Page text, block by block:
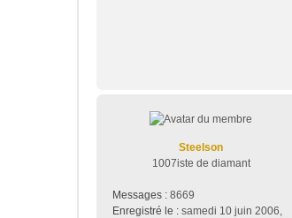
Steelson
1007iste de diamant
Messages : 8669
Enregistré le : samedi 10 juin 2006,